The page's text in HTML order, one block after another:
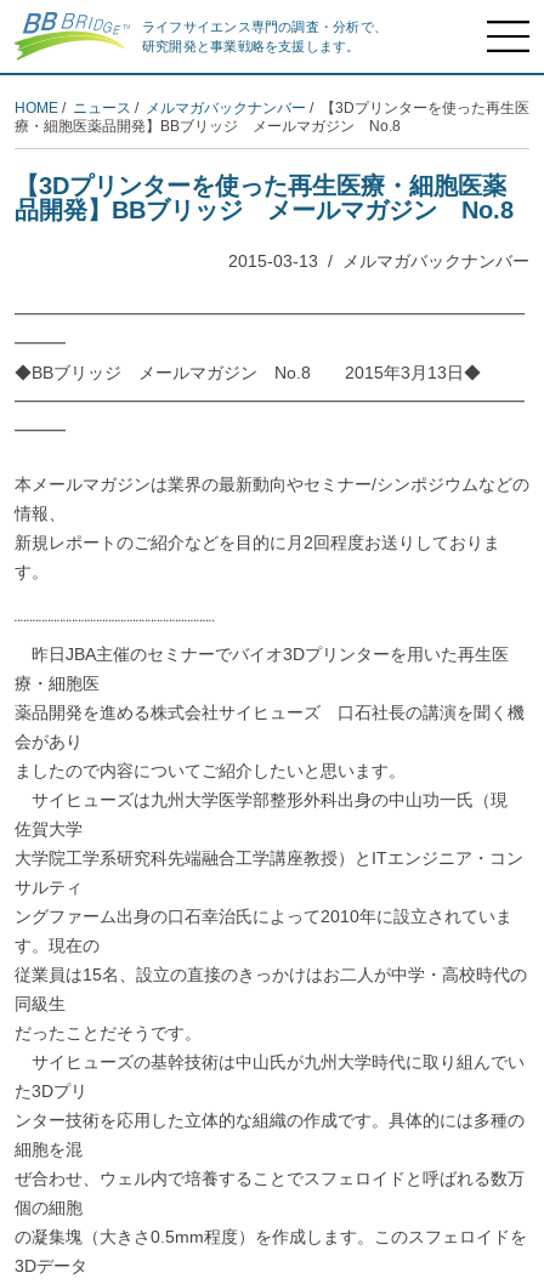
ライフサイエンス専門の調査・分析で、
研究開発と事業戦略を支援します。
HOME / ニュース / メルマガバックナンバー / 【3Dプリンターを使った再生医
療・細胞医薬品開発】BBブリッジ メールマガジン No.8
【3Dプリンターを使った再生医療・細胞医薬
品開発】BBブリッジ メールマガジン No.8
2015-03-13 / メルマガバックナンバー
━━━━━━━━━━━━━━━━━━━━━━━━━━━━━━
━━━
◆BBブリッジ メールマガジン No.8 2015年3月13日◆
━━━━━━━━━━━━━━━━━━━━━━━━━━━━━━
━━━
本メールマガジンは業界の最新動向やセミナー/シンポジウムなどの
情報、
新規レポートのご紹介などを目的に月2回程度お送りしておりま
す。
¨¨¨¨¨¨¨¨¨¨¨¨¨¨¨¨¨¨¨¨¨¨¨¨¨¨¨¨¨¨¨¨¨
昨日JBA主催のセミナーでバイオ3Dプリンターを用いた再生医
療・細胞医
薬品開発を進める株式会社サイヒューズ 口石社長の講演を聞く機
会があり
ましたので内容についてご紹介したいと思います。
サイヒューズは九州大学医学部整形外科出身の中山功一氏（現
佐賀大学
大学院工学系研究科先端融合工学講座教授）とITエンジニア・コン
サルティ
ングファーム出身の口石幸治氏によって2010年に設立されていま
す。現在の
従業員は15名、設立の直接のきっかけはお二人が中学・高校時代の
同級生
だったことだそうです。
サイヒューズの基幹技術は中山氏が九州大学時代に取り組んでい
た3Dプリ
ンター技術を応用した立体的な組織の作成です。具体的には多種の
細胞を混
ぜ合わせ、ウェル内で培養することでスフェロイドと呼ばれる数万
個の細胞
の凝集塊（大きさ0.5mm程度）を作成します。このスフェロイドを
3Dデータ